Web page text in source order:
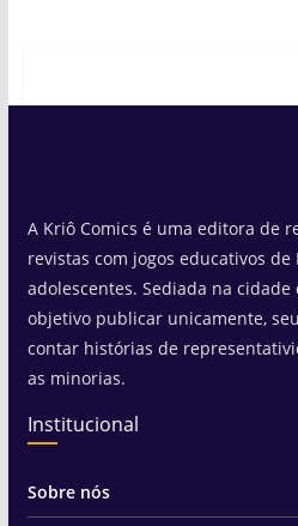
A Kriô Comics é uma editora de
revistas com jogos educativos de
adolescentes. Sediada na cidade
objetivo publicar unicamente,
contar histórias de
as minorias.
Institucional
Sobre nós